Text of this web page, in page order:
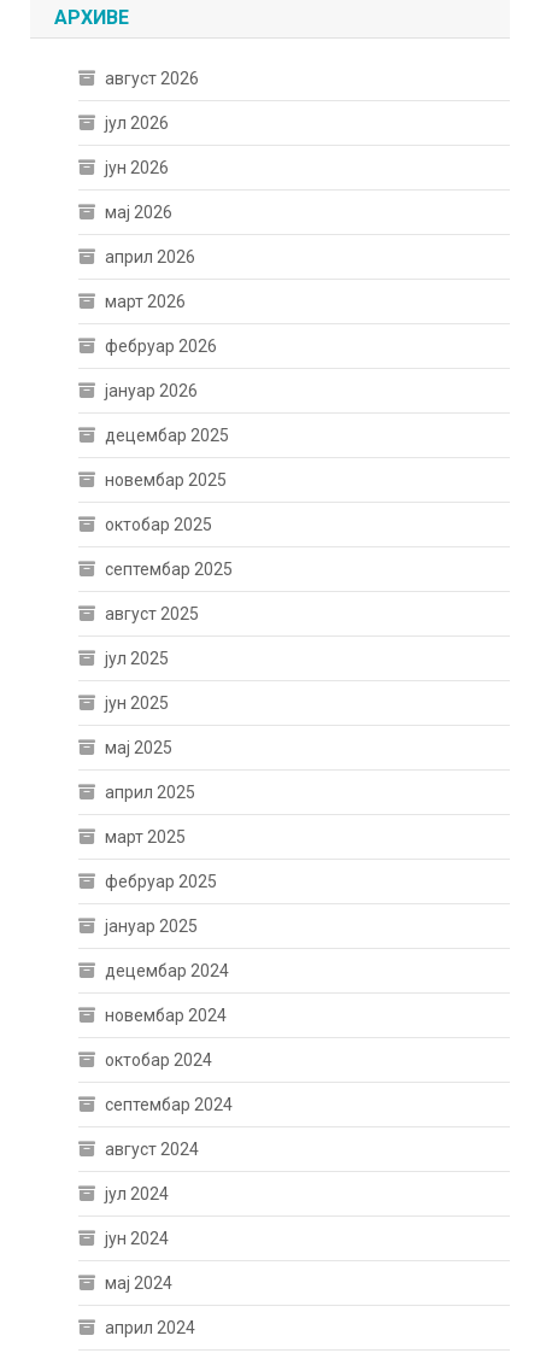
АРХИВЕ
август 2026
јул 2026
јун 2026
мај 2026
април 2026
март 2026
фебруар 2026
јануар 2026
децембар 2025
новембар 2025
октобар 2025
септембар 2025
август 2025
јул 2025
јун 2025
мај 2025
април 2025
март 2025
фебруар 2025
јануар 2025
децембар 2024
новембар 2024
октобар 2024
септембар 2024
август 2024
јул 2024
јун 2024
мај 2024
април 2024